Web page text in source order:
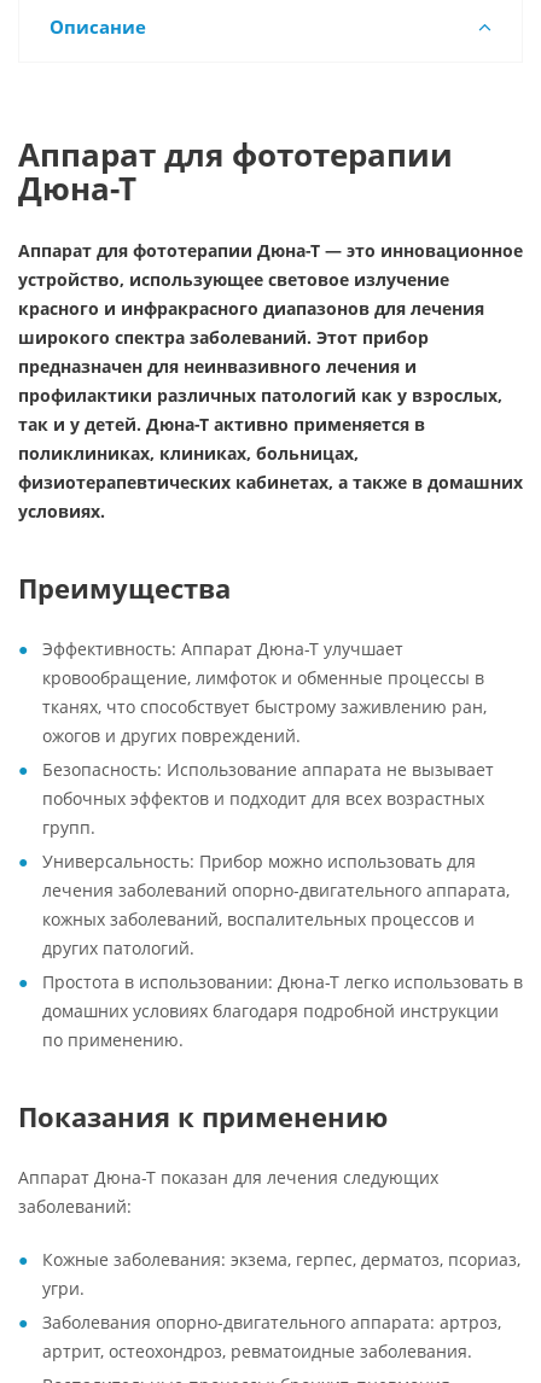
Описание
Аппарат для фототерапии
Дюна-Т
Аппарат для фототерапии Дюна-Т — это инновационное
устройство, использующее световое излучение
красного и инфракрасного диапазонов для лечения
широкого спектра заболеваний. Этот прибор
предназначен для неинвазивного лечения и
профилактики различных патологий как у взрослых,
так и у детей. Дюна-Т активно применяется в
поликлиниках, клиниках, больницах,
физиотерапевтических кабинетах, а также в домашних
условиях.
Преимущества
Эффективность: Аппарат Дюна-Т улучшает
кровообращение, лимфоток и обменные процессы в
тканях, что способствует быстрому заживлению ран,
ожогов и других повреждений.
Безопасность: Использование аппарата не вызывает
побочных эффектов и подходит для всех возрастных
групп.
Универсальность: Прибор можно использовать для
лечения заболеваний опорно-двигательного аппарата,
кожных заболеваний, воспалительных процессов и
других патологий.
Простота в использовании: Дюна-Т легко использовать в
домашних условиях благодаря подробной инструкции
по применению.
Показания к применению
Аппарат Дюна-Т показан для лечения следующих
заболеваний:
Кожные заболевания: экзема, герпес, дерматоз, псориаз,
угри.
Заболевания опорно-двигательного аппарата: артроз,
артрит, остеохондроз, ревматоидные заболевания.